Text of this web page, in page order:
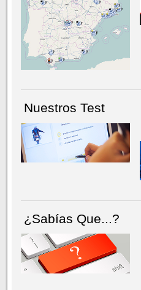
NÚMERO ACTUALHEMEROTECA
Nuestros Test
¿Sabías Que...?